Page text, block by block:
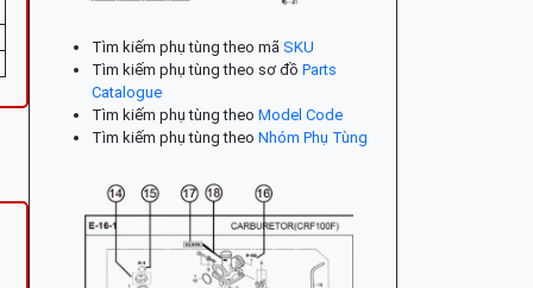
Tìm kiếm phụ tùng theo mã SKU
Tìm kiếm phụ tùng theo sơ đồ Parts
Catalogue
Tìm kiếm phụ tùng theo Model Code
Tìm kiếm phụ tùng theo Nhóm Phụ Tùng